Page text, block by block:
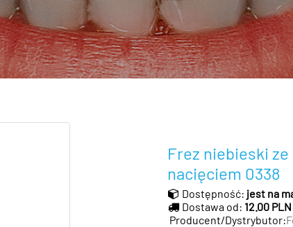
Frez niebieski
nacięciem 0338
Dostępność: jest na
Dostawa od: 12.00 PLN
Producent/Dystrybutor: